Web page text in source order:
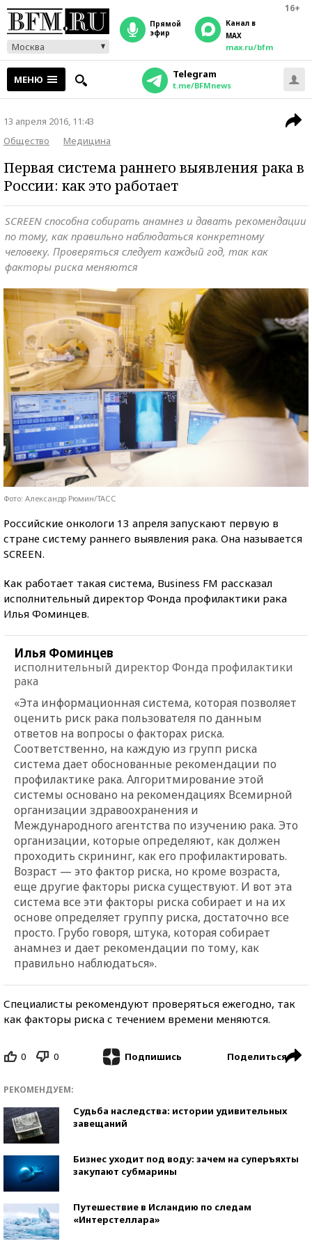
16+
Москва
прямой
эфир
Канал в
MAX
max.ru/bfm
МЕНЮ Telegram
t.me/BFMnews
13 апреля 2016, 11:43
Общество
Медицина
Первая система раннего выявления рака в
России: как это работает
SCREEN способна собирать анамнез и давать рекомендации
по тому, как правильно наблюдаться конкретному
человеку. Проверяться следует каждый год, так как
факторы риска меняются
Фото: Александр Рюмин/ТАСС
Российские онкологи 13 апреля запускают первую в
стране систему раннего выявления рака. Она называется
SCREEN.
Как работает такая система, Business FM рассказал
исполнительный директор Фонда профилактики рака
Илья Фоминцев.
Илья Фоминцев
исполнительный директор Фонда профилактики
рака
«Эта информационная система, которая позволяет
оценить риск рака пользователя по данным
ответов на вопросы о факторах риска.
Соответственно, на каждую из групп риска
система дает обоснованные рекомендации по
профилактике рака. Алгоритмирование этой
системы основано на рекомендациях Всемирной
организации здравоохранения и
Международного агентства по изучению рака. Это
организации, которые определяют, как должен
проходить скрининг, как его профилактировать.
Возраст — это фактор риска, но кроме возраста,
еще другие факторы риска существуют. И вот эта
система все эти факторы риска собирает и на их
основе определяет группу риска, достаточно все
просто. Грубо говоря, штука, которая собирает
анамнез и дает рекомендации по тому, как
правильно наблюдаться».
Специалисты рекомендуют проверяться ежегодно, так
как факторы риска с течением времени меняются.
0 0 Подпишись Поделиться
РЕКОМЕНДУЕМ:
Судьба наследства: истории удивительных
завещаний
Бизнес уходит под воду: зачем на суперъяхты
закупают субмарины
Путешествие в Исландию по следам
«Интерстеллара»